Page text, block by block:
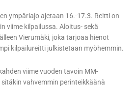
ympäriajo ajetaan 16.-17.3. Reitti on
viime kilpailussa. Aloitus- sekä
Vierumäki, joka tarjoaa hienot
kilpailureitti julkistetaan myöhemmin.
viime vuoden tavoin MM-
vahvemmin perinteikkäänä